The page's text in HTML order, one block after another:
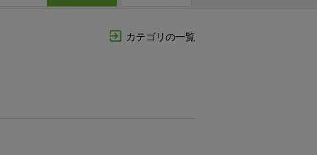
カテゴリの一覧